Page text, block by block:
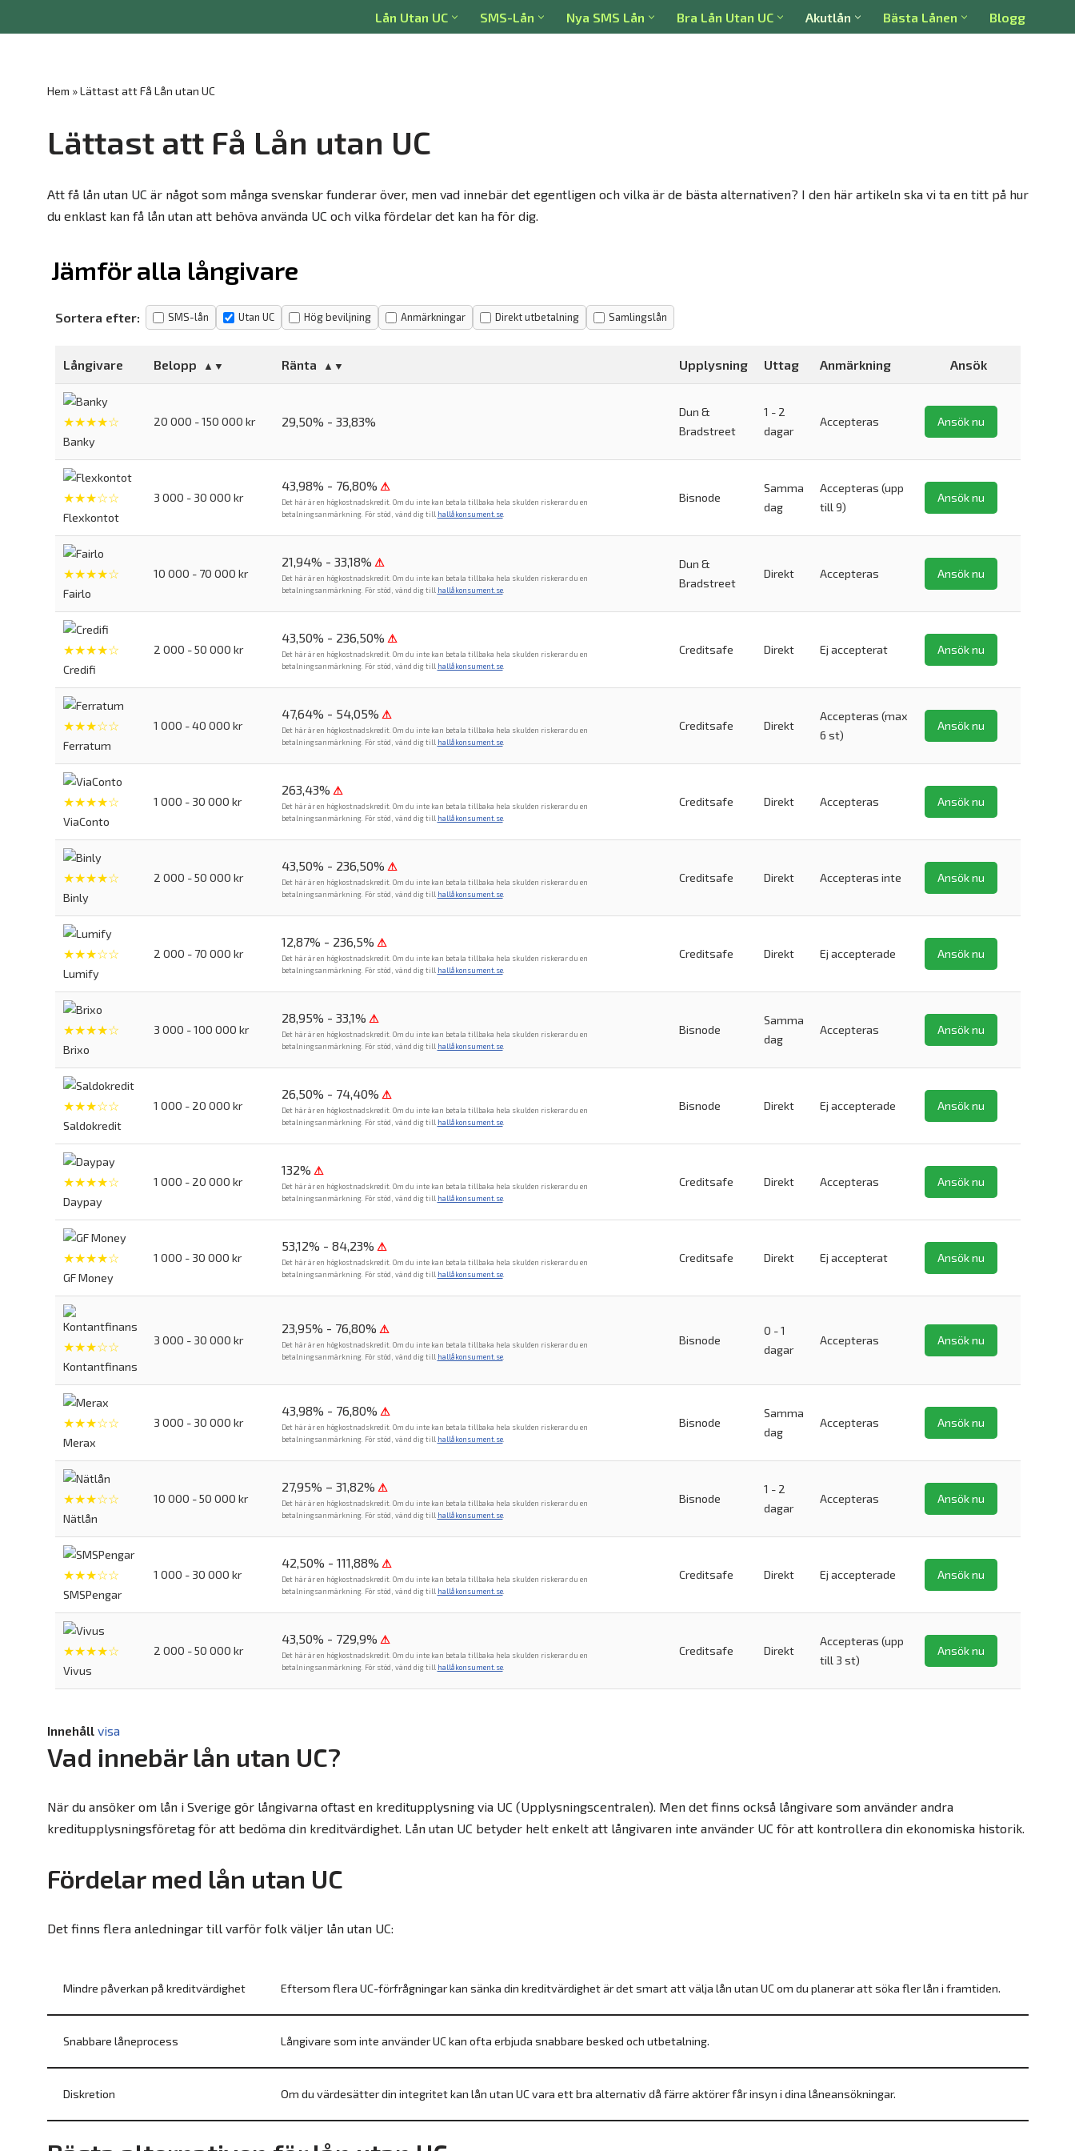
innehåll
Lån Utan UC SMS-Lån Nya SMS Lån Bra Lån Utan UC Akutlån Bästa Lånen Blogg
Hem »Lättast att Få Lån utan UC
Lättast att Få Lån utan UC
Att få lån utan UC är något som många svenskar funderar över, men vad innebär det egentligen och vilka är de bästa alternativen? I den här artikeln ska vi ta en titt på hur
du enklast kan få lån utan att behöva använda UC och vilka fördelar det kan ha för dig.
Jämför alla långivare
Sortera efter: SMS-lån Utan UC Hög beviljning Anmärkningar Direkt utbetalning Samlingslån
Långivare Belopp Ränta Upplysning Uttag Anmärkning Ansök
★★★★☆
Banky
20 000 - 150 000 kr 29,50% - 33,83%
Dun &
Bradstreet
1 - 2
dagar
Accepteras Ansök nu
★★★☆☆
Flexkontot
3 000 - 30 000 kr
43,98% - 76,80% ⚠
Det här är en högkostnadskredit. Om du inte kan betala tillbaka hela skulden riskerar du en
betalningsanmärkning. För stöd, vänd dig till hallåkonsument.se.
Bisnode
Samma
dag
Accepteras (upp
till 9)
Ansök nu
★★★★☆
Fairlo
10 000 - 70 000 kr
21,94% - 33,18% ⚠
Det här är en högkostnadskredit. Om du inte kan betala tillbaka hela skulden riskerar du en
betalningsanmärkning. För stöd, vänd dig till hallåkonsument.se.
Dun &
Bradstreet
Direkt Accepteras Ansök nu
★★★★☆
Credifi
2 000 - 50 000 kr
43,50% - 236,50% ⚠
Det här är en högkostnadskredit. Om du inte kan betala tillbaka hela skulden riskerar du en
betalningsanmärkning. För stöd, vänd dig till hallåkonsument.se.
Creditsafe Direkt Ej accepterat Ansök nu
★★★☆☆
Ferratum
1 000 - 40 000 kr
47,64% - 54,05% ⚠
Det här är en högkostnadskredit. Om du inte kan betala tillbaka hela skulden riskerar du en
betalningsanmärkning. För stöd, vänd dig till hallåkonsument.se.
Creditsafe Direkt
Accepteras (max
6 st)
Ansök nu
★★★★☆
ViaConto
1 000 - 30 000 kr
263,43% ⚠
Det här är en högkostnadskredit. Om du inte kan betala tillbaka hela skulden riskerar du en
betalningsanmärkning. För stöd, vänd dig till hallåkonsument.se.
Creditsafe Direkt Accepteras Ansök nu
★★★★☆
Binly
2 000 - 50 000 kr
43,50% - 236,50% ⚠
Det här är en högkostnadskredit. Om du inte kan betala tillbaka hela skulden riskerar du en
betalningsanmärkning. För stöd, vänd dig till hallåkonsument.se.
Creditsafe Direkt Accepteras inte Ansök nu
★★★☆☆
Lumify
2 000 - 70 000 kr
12,87% - 236,5% ⚠
Det här är en högkostnadskredit. Om du inte kan betala tillbaka hela skulden riskerar du en
betalningsanmärkning. För stöd, vänd dig till hallåkonsument.se.
Creditsafe Direkt Ej accepterade Ansök nu
★★★★☆
Brixo
3 000 - 100 000 kr
28,95% - 33,1% ⚠
Det här är en högkostnadskredit. Om du inte kan betala tillbaka hela skulden riskerar du en
betalningsanmärkning. För stöd, vänd dig till hallåkonsument.se.
Bisnode
Samma
dag
Accepteras Ansök nu
★★★☆☆
Saldokredit
1 000 - 20 000 kr
26,50% - 74,40% ⚠
Det här är en högkostnadskredit. Om du inte kan betala tillbaka hela skulden riskerar du en
betalningsanmärkning. För stöd, vänd dig till hallåkonsument.se.
Bisnode Direkt Ej accepterade Ansök nu
★★★★☆
Daypay
1 000 - 20 000 kr
132% ⚠
Det här är en högkostnadskredit. Om du inte kan betala tillbaka hela skulden riskerar du en
betalningsanmärkning. För stöd, vänd dig till hallåkonsument.se.
Creditsafe Direkt Accepteras Ansök nu
★★★★☆
GF Money
1 000 - 30 000 kr
53,12% - 84,23% ⚠
Det här är en högkostnadskredit. Om du inte kan betala tillbaka hela skulden riskerar du en
betalningsanmärkning. För stöd, vänd dig till hallåkonsument.se.
Creditsafe Direkt Ej accepterat Ansök nu
★★★☆☆
Kontantfinans
3 000 - 30 000 kr
23,95% - 76,80% ⚠
Det här är en högkostnadskredit. Om du inte kan betala tillbaka hela skulden riskerar du en
betalningsanmärkning. För stöd, vänd dig till hallåkonsument.se.
Bisnode
0 - 1
dagar
Accepteras Ansök nu
★★★☆☆
Merax
3 000 - 30 000 kr
43,98% - 76,80% ⚠
Det här är en högkostnadskredit. Om du inte kan betala tillbaka hela skulden riskerar du en
betalningsanmärkning. För stöd, vänd dig till hallåkonsument.se.
Bisnode
Samma
dag
Accepteras Ansök nu
★★★☆☆
Nätlån
10 000 - 50 000 kr
27,95% – 31,82% ⚠
Det här är en högkostnadskredit. Om du inte kan betala tillbaka hela skulden riskerar du en
betalningsanmärkning. För stöd, vänd dig till hallåkonsument.se.
Bisnode
1 - 2
dagar
Accepteras Ansök nu
★★★☆☆
SMSPengar
1 000 - 30 000 kr
42,50% - 111,88% ⚠
Det här är en högkostnadskredit. Om du inte kan betala tillbaka hela skulden riskerar du en
betalningsanmärkning. För stöd, vänd dig till hallåkonsument.se.
Creditsafe Direkt Ej accepterade Ansök nu
★★★★☆
Vivus
2 000 - 50 000 kr
43,50% - 729,9% ⚠
Det här är en högkostnadskredit. Om du inte kan betala tillbaka hela skulden riskerar du en
betalningsanmärkning. För stöd, vänd dig till hallåkonsument.se.
Creditsafe Direkt
Accepteras (upp
till 3 st)
Ansök nu
Innehåll visa
Vad innebär lån utan UC?
När du ansöker om lån i Sverige gör långivarna oftast en kreditupplysning via UC (Upplysningscentralen). Men det finns också långivare som använder andra
kreditupplysningsföretag för att bedöma din kreditvärdighet. Lån utan UC betyder helt enkelt att långivaren inte använder UC för att kontrollera din ekonomiska historik.
Fördelar med lån utan UC
Det finns flera anledningar till varför folk väljer lån utan UC:
Mindre påverkan på kreditvärdighet Eftersom flera UC-förfrågningar kan sänka din kreditvärdighet är det smart att välja lån utan UC om du planerar att söka fler lån i framtiden.
Snabbare låneprocess Långivare som inte använder UC kan ofta erbjuda snabbare besked och utbetalning.
Diskretion Om du värdesätter din integritet kan lån utan UC vara ett bra alternativ då färre aktörer får insyn i dina låneansökningar.